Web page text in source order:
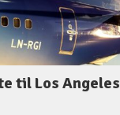
til Los